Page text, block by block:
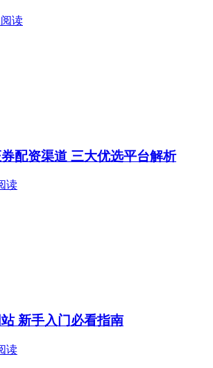
读
配资渠道 三大优选平台解析
读
新手入门必看指南
读